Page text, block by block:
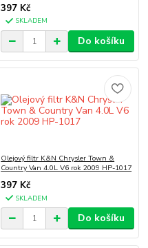
397 Kč
SKLADEM
Do košíku
Olejový filtr K&N Chrysler Town &
Country Van 4.0L V6 rok 2009 HP-1017
397 Kč
SKLADEM
Do košíku